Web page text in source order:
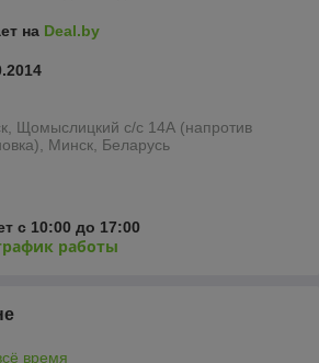
на Deal.by
Щомыслицкий с/с 14А (напротив
Минск, Беларусь
с 10:00 до 17:00
работы
время